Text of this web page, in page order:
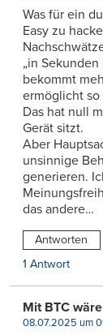
Was für ein
Easy zu
„in
bekommt
ermöglicht so
Das hat null
Gerät sitzt.
Aber
unsinnige
generieren.
das andere…
Antworten
1 Antwort
Mit BTC
08.07.2025 um